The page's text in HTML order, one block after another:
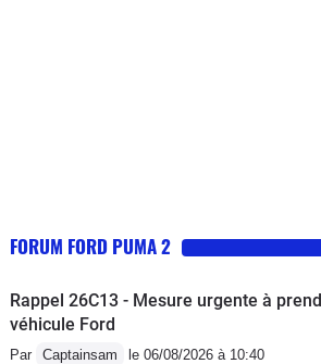
FORUM FORD PUMA 2
Rappel 26C13 - Mesure urgente à
véhicule Ford
Par Captainsam le 06/08/2026 à 10:40